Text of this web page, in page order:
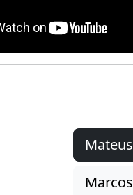
Mateus
Marcos